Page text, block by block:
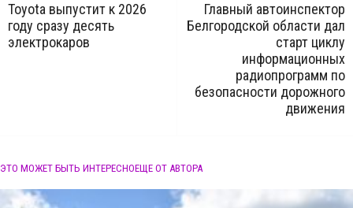
Toyota выпустит к 2026
году сразу десять
электрокаров
Главный автоинспектор
Белгородской области дал
старт циклу
информационных
радиопрограмм по
безопасности дорожного
движения
ЭТО МОЖЕТ БЫТЬ ИНТЕРЕСНОЕЩЕ ОТ АВТОРА